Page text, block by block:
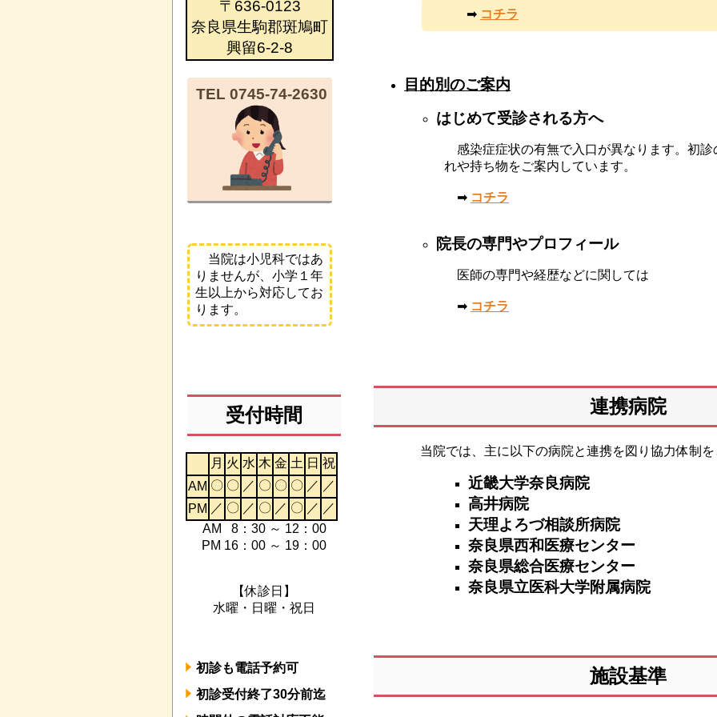
➡ コチラ
目的別のご案内
はじめて受診される方へ
感染症症状の有無で入口が異なります。初診
れや持ち物をご案内しています。
➡ コチラ
院長の専門やプロフィール
医師の専門や経歴などに関しては
➡ コチラ
連携病院
当院では、主に以下の病院と連携を図り 協力体制
近畿大学奈良病院
高井病院
天理よろづ相談所病院
奈良県西和医療センター
奈良県総合医療センター
奈良県立医科大学附属病院
施設基準
〒636-0123
奈良県生駒郡斑鳩町
興留6-2-8
TEL 0745-74-2630
当院は小児科ではあ
りませんが、小学１年
生以上から対応してお
ります。
受付時間
月 火 水 木 金 土 日 祝
AM 〇 〇 ／ 〇 〇 〇 ／ ／
PM ／ 〇 ／ 〇 ／ 〇 ／ ／
AM 8：30 ～ 12：00
PM 16：00 ～ 19：00
【休診日】
水曜・日曜・祝日
初診も電話予約可
初診受付終了30分前迄